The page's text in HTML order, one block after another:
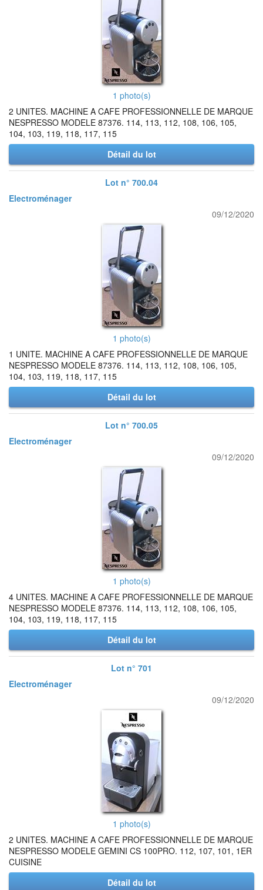
1 photo(s)
2 UNITES. MACHINE A CAFE PROFESSIONNELLE DE MARQUE
NESPRESSO MODELE 87376. 114, 113, 112, 108, 106, 105,
104, 103, 119, 118, 117, 115
Détail du lot
Lot n° 700.04
Electroménager
09/12/2020
1 photo(s)
1 UNITE. MACHINE A CAFE PROFESSIONNELLE DE MARQUE
NESPRESSO MODELE 87376. 114, 113, 112, 108, 106, 105,
104, 103, 119, 118, 117, 115
Détail du lot
Lot n° 700.05
Electroménager
09/12/2020
1 photo(s)
4 UNITES. MACHINE A CAFE PROFESSIONNELLE DE MARQUE
NESPRESSO MODELE 87376. 114, 113, 112, 108, 106, 105,
104, 103, 119, 118, 117, 115
Détail du lot
Lot n° 701
Electroménager
09/12/2020
1 photo(s)
2 UNITES. MACHINE A CAFE PROFESSIONNELLE DE MARQUE
NESPRESSO MODELE GEMINI CS 100PRO. 112, 107, 101, 1ER
CUISINE
Détail du lot